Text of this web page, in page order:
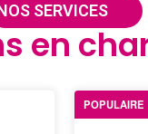
SERVICES
en
POPULAIRE